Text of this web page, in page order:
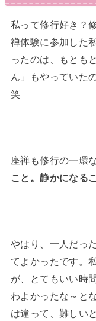
私って修行好き？
禅体験に参加した
ったのは、もとも
ん」もやっていた
笑
座禅も修行の一環
こと。静かになる
やはり、一人だっ
てよかったです。
が、とてもいい時
わよかったな～と
は違って、難しい